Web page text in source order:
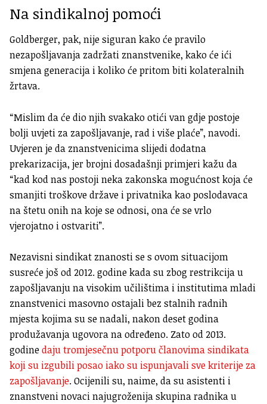
Na sindikalnoj pomoći
Goldberger, pak, nije siguran kako će pravilo
nezapošljavanja zadržati znanstvenike, kako će ići
smjena generacija i koliko će pritom biti kolateralnih
žrtava.
“Mislim da će dio njih svakako otići van gdje postoje
bolji uvjeti za zapošljavanje, rad i više plaće”, navodi.
Uvjeren je da znanstvenicima slijedi dodatna
prekarizacija, jer brojni dosadašnji primjeri kažu da
“kad kod nas postoji neka zakonska mogućnost koja će
smanjiti troškove države i privatnika kao poslodavaca
na štetu onih na koje se odnosi, ona će se vrlo
vjerojatno i ostvariti”.
Nezavisni sindikat znanosti se s ovom situacijom
susreće još od 2012. godine kada su zbog restrikcija u
zapošljavanju na visokim učilištima i institutima mladi
znanstvenici masovno ostajali bez stalnih radnih
mjesta kojima su se nadali, nakon deset godina
produžavanja ugovora na određeno. Zato od 2013.
godinedaju tromjesečnu potporučlanovima sindikata
koji su izgubili posao iako su ispunjavali sve kriterije za
zapošljavanje. Ocijenili su, naime, da su asistenti i
znanstveni novaci najugroženija skupina radnika u